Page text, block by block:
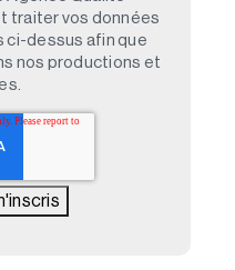
traiter vos données
ci-dessus afin que
nos productions et